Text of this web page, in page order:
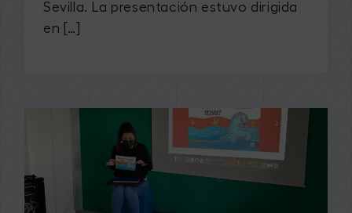
Sevilla. La presentación estuvo dirigida
en […]